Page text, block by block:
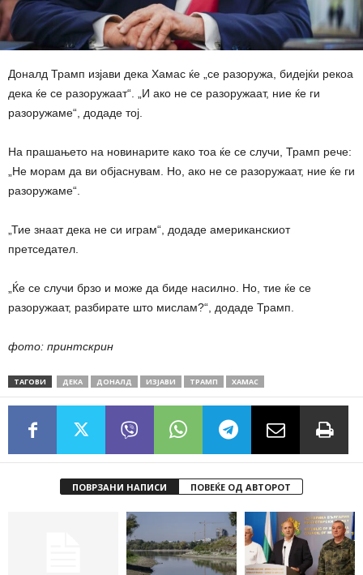
Доналд Трамп изјави дека Хамас ќе „се разоружа, бидејќи рекоа
дека ќе се разоружаат“. „И ако не се разоружаат, ние ќе ги
разоружаме“, додаде тој.
На прашањето на новинарите како тоа ќе се случи, Трамп рече:
„Не морам да ви објаснувам. Но, ако не се разоружаат, ние ќе ги
разоружаме“.
„Тие знаат дека не си играм“, додаде американскиот
претседател.
„Ќе се случи брзо и може да биде насилно. Но, тие ќе се
разоружаат, разбирате што мислам?“, додаде Трамп.
фото: принтскрин
ТАГОВИ ДЕКА ДОНАЛД ИЗЈАВИ ТРАМП ХАМАС
ПОВРЗАНИ НАПИСИ ПОВЕЌЕ ОД АВТОРОТ